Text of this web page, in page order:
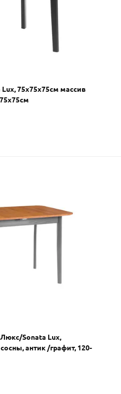
75х75х75см массив
Sonata Lux,
антик /графит, 120-